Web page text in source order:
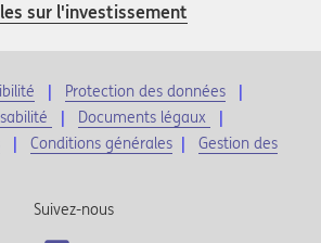
sur l'investissement
Protection des données
Documents légaux
Conditions générales | Gestion des
Suivez-nous